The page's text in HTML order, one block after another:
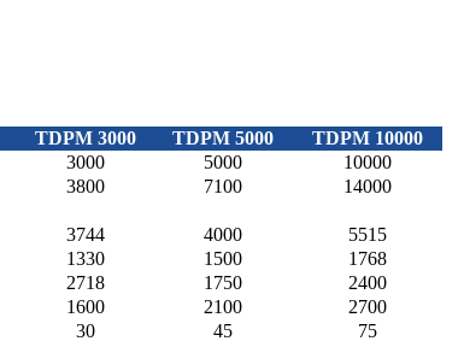
TDPM 3000 TDPM 5000
TDPM 10000
3000 5000
10000
3800 7100
14000
3744 4000
5515
1330 1500
1768
2718 1750
2400
1600 2100
2700
30 45 75